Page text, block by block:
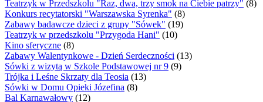
Teatrzyk w Przedszkolu "Raz, dwa, trzy smok na Ciebie patrzy" (8)
Konkurs recytatorski "Warszawska Syrenka" (8)
Zabawy badawcze dzieci z grupy "Sówek" (19)
Teatrzyk w przedszkolu "Przygoda Hani" (10)
Kino sferyczne (8)
Zabawy Walentynkowe - Dzień Serdeczności (13)
Sówki z wizytą w Szkole Podstawowej nr 9 (9)
Trójka i Leśne Skrzaty dla Teosia (13)
Sówki w Domu Opieki Józefina (8)
Bal Karnawałowy (12)